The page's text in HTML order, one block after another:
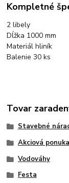
Kompletné
2 libely
Dĺžka 1000 mm
Materiál hliník
Balenie 30 ks
Tovar
Stavebné
Akciová ponuka
Vodováhy
Festa